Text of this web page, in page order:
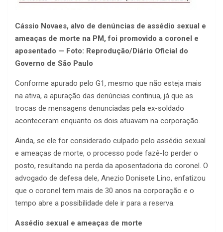
Cássio Novaes, alvo de denúncias de assédio sexual e
ameaças de morte na PM, foi promovido a coronel e
aposentado — Foto: Reprodução/Diário Oficial do
Governo de São Paulo
Conforme apurado pelo G1, mesmo que não esteja mais
na ativa, a apuração das denúncias continua, já que as
trocas de mensagens denunciadas pela ex-soldado
aconteceram enquanto os dois atuavam na corporação.
Ainda, se ele for considerado culpado pelo assédio sexual
e ameaças de morte, o processo pode fazê-lo perder o
posto, resultando na perda da aposentadoria do coronel. O
advogado de defesa dele, Anezio Donisete Lino, enfatizou
que o coronel tem mais de 30 anos na corporação e o
tempo abre a possibilidade dele ir para a reserva.
Assédio sexual e ameaças de morte